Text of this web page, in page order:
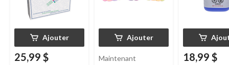
Ajouter
25,99 $
Ajouter
Maintenant 18,99 $